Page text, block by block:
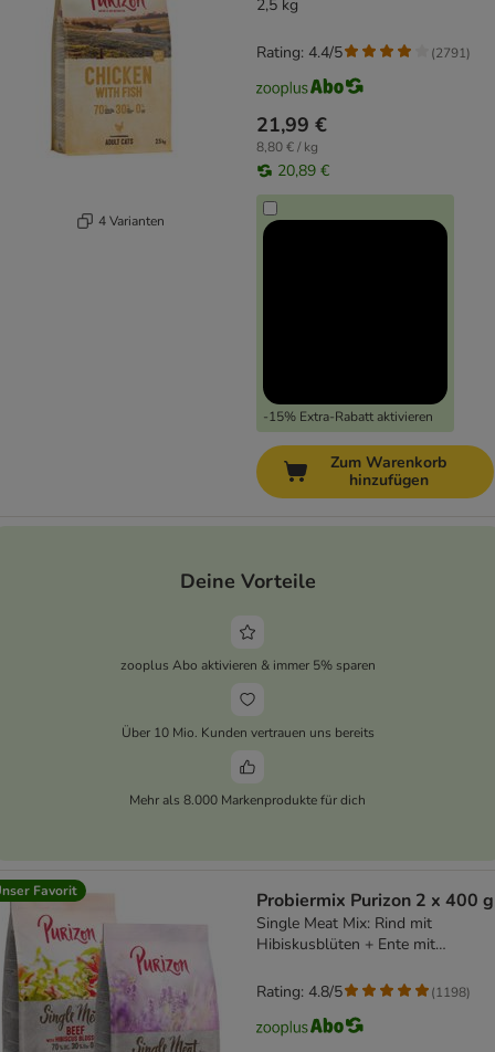
4 Varianten
2,5 kg
21,99 €
8,80 € / kg
20,89 €
-15% Extra-Rabatt aktivieren
Rating: 4.4/5 (2791)
Zum Warenkorb
hinzufügen
Deine Vorteile
zooplus Abo aktivieren & immer 5% sparen
Über 10 Mio. Kunden vertrauen uns bereits
Mehr als 8.000 Markenprodukte für dich
Favorit Probiermix Purizon 2 x 400 g
Single Meat Mix: Rind mit
Hibiskusblüten + Ente mit
Rating: 4.8/5 (1198)